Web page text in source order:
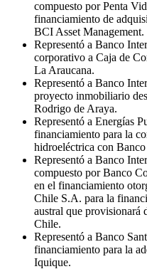
compuesto por Penta
financiamiento de
BCI Asset Management.
Representó a Banco
corporativo a Caja de
La Araucana.
Representó a Banco
proyecto inmobiliario
Rodrigo de Araya.
Representó a Energías
financiamiento para la
hidroeléctrica con
Representó a Banco
compuesto por Banco
en el financiamiento
Chile S.A. para la
austral que provisionará
Chile.
Representó a Banco
financiamiento para la
Iquique.